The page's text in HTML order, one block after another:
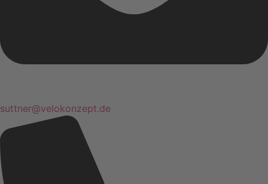
suttner@velokonzept.de